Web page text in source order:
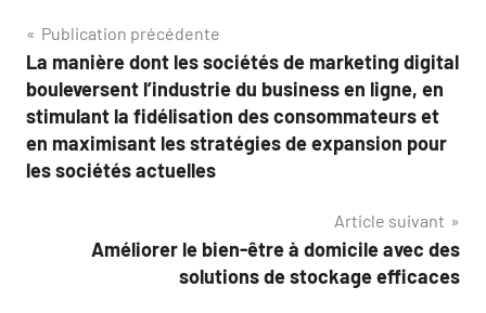
Navigation
de
l’article
Publication précédente
La manière dont les sociétés de marketing digital
bouleversent l’industrie du business en ligne, en
stimulant la fidélisation des consommateurs et
en maximisant les stratégies de expansion pour
les sociétés actuelles
Article suivant
Améliorer le bien-être à domicile avec des
solutions de stockage efficaces